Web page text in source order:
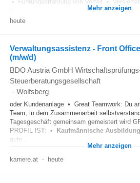
• Führungserfahrung von Vorteil •
Mehr anzeigen
heute
Verwaltungsassistenz - Front
(m/w/d)
BDO Austria GmbH
Steuerberatungsgesellschaft
- Wolfsberg
oder Kundenanlage • Great Teamwork: Du
Team, in dem Zusammenarbeit
Tagesgeschäft gemeinsam gemeistert wird
PROFIL IST: • Kaufmännische Ausbildung
gute...
Mehr anzeigen
karriere.at - heute